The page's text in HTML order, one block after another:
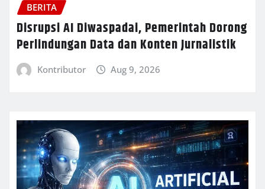
BERITA
Disrupsi AI Diwaspadai, Pemerintah Dorong
Perlindungan Data dan Konten Jurnalistik
Kontributor Aug 9, 2026